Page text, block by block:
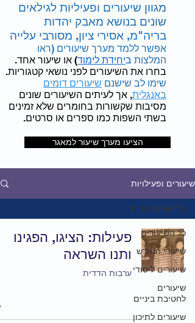
מגוון שיעורים ופעיליות לגילאים
שונים בנושא מאבק יהדות
בריה"מ, אסירי ציון, מסורבי עלייה
אפשר ללמד מערך שיעורים (ראו
המלצות ביחידת לימוד) או שיעור אחד.
בחרו את השיעורים לפני נושאי קטגוריות.
שימו לב שישנם שיעורים דומים
באנגלית, אך לעיתים השיעורים שונים
מסיבות שקשורות בחומרים שלא זמינים
בשתי השפות כמו ספרים או סרטים.
הציעו מערך שיעור למאגר
שיעורים ופעילויות
כל השיעורים
שיעורי החודש
שיעורים ליסודי
שיעורים
לחטיבת ביניים
שיעורים לתיכון
כל השיעורים
פעילות: הציגו, הפגינו
ותנו השראה
ערבות הדדית